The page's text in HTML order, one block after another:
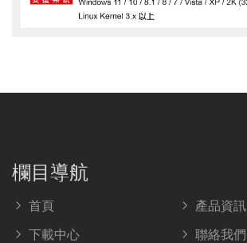
欄目導航
首頁
產品資訊
下載中心
聯絡我們